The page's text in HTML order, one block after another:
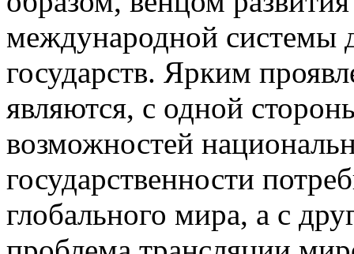
международной системы
государств. Ярким
являются, с одной
возможностей
государственности
глобального мира, а с